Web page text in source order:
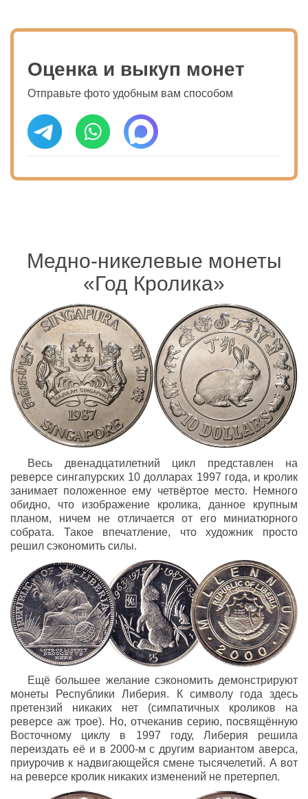
Оценка и выкуп монет
Отправьте фото удобным вам способом
Медно-никелевые монеты
«Год Кролика»
Весь двенадцатилетний цикл представлен на
реверсе сингапурских 10 долларах 1997 года, и кролик
занимает положенное ему четвёртое место. Немного
обидно, что изображение кролика, данное крупным
планом, ничем не отличается от его миниатюрного
собрата. Такое впечатление, что художник просто
решил сэкономить силы.
Ещё большее желание сэкономить демонстрируют
монеты Республики Либерия. К символу года здесь
претензий никаких нет (симпатичных кроликов на
реверсе аж трое). Но, отчеканив серию, посвящённую
Восточному циклу в 1997 году, Либерия решила
переиздать её и в 2000-м с другим вариантом аверса,
приурочив к надвигающейся смене тысячелетий. А вот
на реверсе кролик никаких изменений не претерпел.